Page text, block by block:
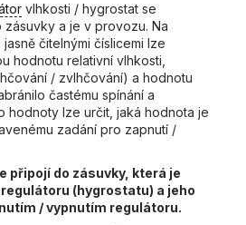
vlhkosti / hygrostat se
a je v provozu. Na
jasně čitelnými číslicemi lze
hodnotu relativní vlhkosti,
/ zvlhčování) a hodnotu
častému spínání a
hodnoty lze určit, jaká hodnota je
zadání pro zapnutí /
připojí do zásuvky, která je
(hygrostatu) a jeho
/ vypnutím regulátoru.